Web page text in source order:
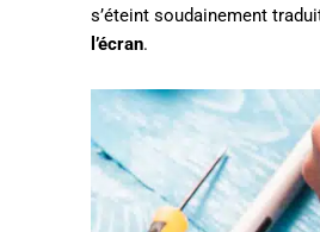
s’éteint soudainement
l’écran.